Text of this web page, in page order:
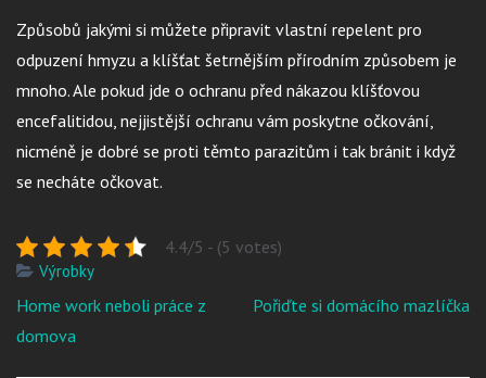
Způsobů jakými si můžete připravit vlastní repelent pro
odpuzení hmyzu a klíšťat šetrnějším přírodním způsobem je
mnoho. Ale pokud jde o ochranu před nákazou klíšťovou
encefalitidou, nejjistější ochranu vám poskytne očkování,
nicméně je dobré se proti těmto parazitům i tak bránit i když
se necháte očkovat.
4.4/5 - (5 votes)
Výrobky
Navigace
pro
Home work neboli práce z
domova
Pořiďte si domácího mazlíčka